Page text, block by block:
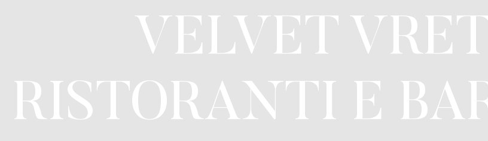
VELVET
RISTORANTI E